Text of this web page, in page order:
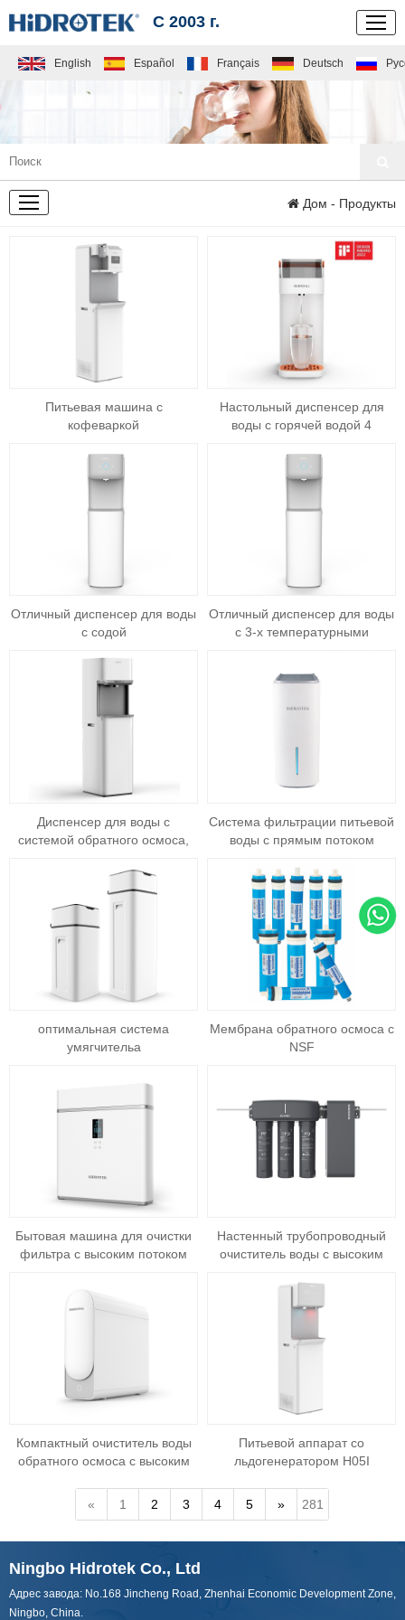
С 2003 г.
English Español Français Deutsch
ПРОДУКТЫ
Дом - Продукты
Питьевая машина с
кофеваркой
Настольный диспенсер для
воды с горячей водой 4
Отличный диспенсер для воды
с содой
Отличный диспенсер для воды
с 3-х температурными
Диспенсер для воды с
системой обратного осмоса,
окружающей среды
Система фильтрации питьевой
воды с прямым потоком
оптимальная система
умягчительа
Мембрана обратного осмоса с
NSF
Бытовая машина для очистки
фильтра с высоким потоком
Настенный трубопроводный
очиститель воды с высоким
KFC-02
Компактный очиститель воды
обратного осмоса с высоким
Питьевой аппарат со
льдогенератором H05I
« 1 2 3 4 5 » 281
Ningbo Hidrotek Co., Ltd
Адрес завода: No.168 Jincheng Road, Zhenhai Economic Development Zone,
Ningbo, China.